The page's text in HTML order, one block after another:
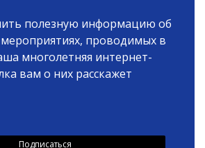
полезную информацию об
проводимых в
многолетняя интернет-
вам о них расскажет